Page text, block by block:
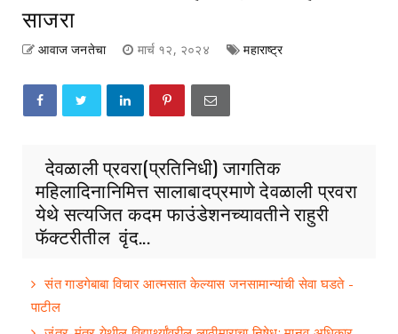
साजरा
आवाज जनतेचा मार्च १२, २०२४ महाराष्ट्र
देवळाली प्रवरा(प्रतिनिधी) जागतिक
महिलादिनानिमित्त सालाबादप्रमाणे देवळाली प्रवरा
येथे सत्यजित कदम फाउंडेशनच्यावतीने राहुरी
फॅक्टरीतील वृंद...
संत गाडगेबाबा विचार आत्मसात केल्यास जनसामान्यांची सेवा घडते -
पाटील